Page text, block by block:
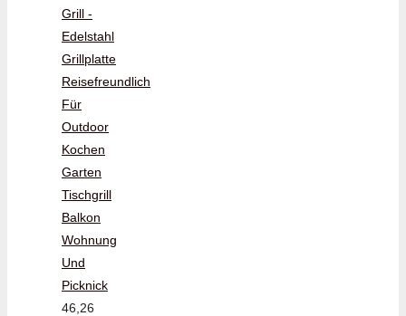
Grill -
Edelstahl
Grillplatte
Reisefreundlich
Für
Outdoor
Kochen
Garten
Tischgrill
Balkon
Wohnung
Und
Picknick
46,26